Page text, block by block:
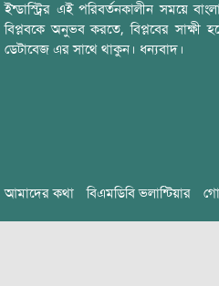
ইন্ডাস্ট্রির এই পরিবর্তনকালীন সময়ে
বিপ্লবকে অনুভব করতে, বিপ্লবের সাক্ষী
ডেটাবেজ এর সাথে থাকুন। ধন্যবাদ।
আমাদের কথা বিএমডিবি ভলান্টিয়ার